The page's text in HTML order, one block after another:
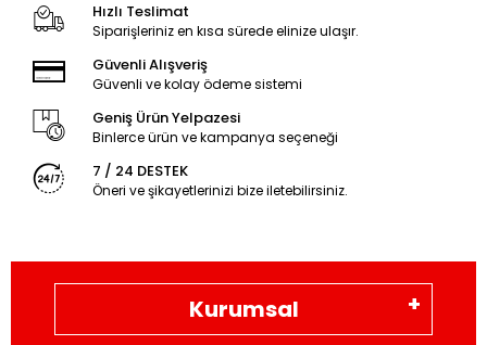
Hızlı Teslimat
Siparişleriniz en kısa sürede elinize ulaşır.
Güvenli Alışveriş
Güvenli ve kolay ödeme sistemi
Geniş Ürün Yelpazesi
Binlerce ürün ve kampanya seçeneği
7 / 24 DESTEK
Öneri ve şikayetlerinizi bize iletebilirsiniz.
Kurumsal